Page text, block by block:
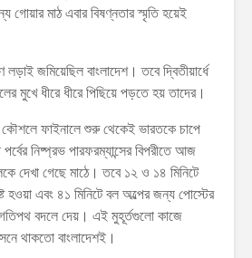
গোয়ার মাঠ এবার বিষণ্নতার স্মৃতি হয়েই
জমিয়েছিল বাংলাদেশ। তবে দ্বিতীয়ার্ধে
মুখে ধীরে ধীরে পিছিয়ে পড়তে হয় তাদের।
কৌশলে ফাইনালে শুরু থেকেই ভারতকে চাপে
নিষ্প্রভ পারফরম্যান্সের বিপরীতে আজ
দেখা গেছে মাঠে। তবে ১২ ও ১৪ মিনিটে
হওয়া এবং ৪১ মিনিটে বল অল্পের জন্য পোস্টের
গতিপথ বদলে দেয়। এই মুহূর্তগুলো কাজে
থাকতো বাংলাদেশই।